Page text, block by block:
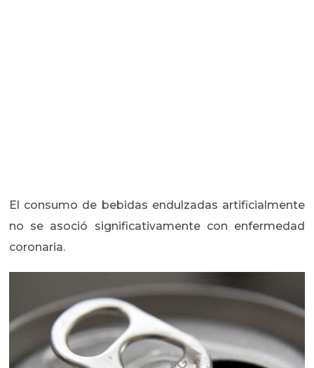
El consumo de bebidas endulzadas artificialmente
no se asoció significativamente con enfermedad
coronaria.